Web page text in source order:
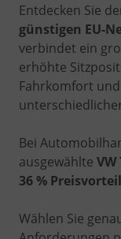
Entdecken Sie
günstigen EU-
verbindet ein
erhöhte
Fahrkomfort
Bei
ausgewählte
36 %
Wählen Sie